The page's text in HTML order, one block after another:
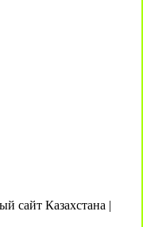
сайт Казахстана |